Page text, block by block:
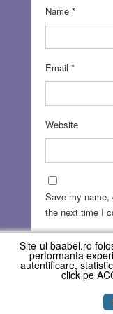
Name *
Email *
Website
Save my name,
the next time I
Site-ul baabel.ro
performanta
autentificare,
click pe